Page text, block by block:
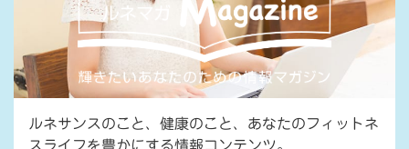
ルネサンスのこと、健康のこと、あなたのフィットネ
スライフを豊かにする情報コンテンツ。